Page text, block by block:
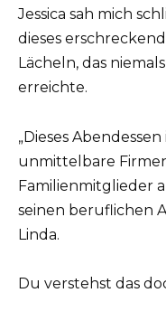
Jessica sah mich
dieses
Lächeln, das
erreichte.
„Dieses
unmittelbare
Familienmitglieder
seinen beruflichen
Linda.
Du verstehst das